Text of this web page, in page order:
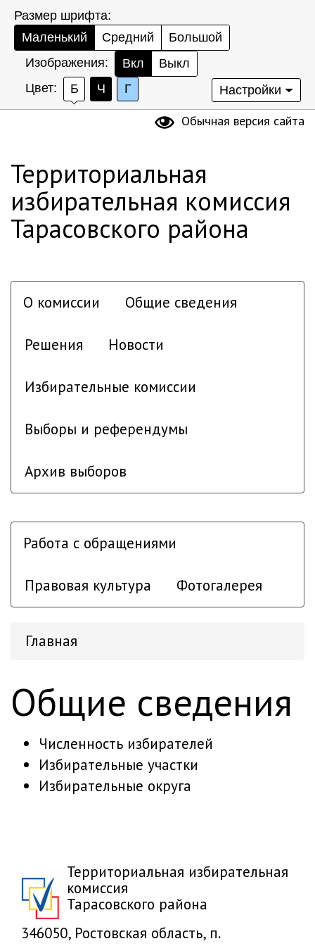
Размер шрифта:
Маленький
Средний
Большой
Изображения:
Вкл
Выкл
Цвет:
Б Ч Г Настройки
Обычная версия сайта
Территориальная
избирательная комиссия
Тарасовского района
О комиссии Общие сведения
Решения Новости
Избирательные комиссии
Выборы и референдумы
Архив выборов
Работа с обращениями
Правовая культура Фотогалерея
Главная
Общие сведения
Численность избирателей
Избирательные участки
Избирательные округа
Территориальная избирательная
комиссия
Тарасовского района
346050, Ростовская область, п.